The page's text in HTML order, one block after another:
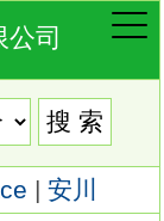
司
| 安川